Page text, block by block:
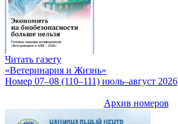
Читать газету
«Ветеринария и Жизнь»
Номер 07–08 (110–111) июль–август 2026
Архив номеров